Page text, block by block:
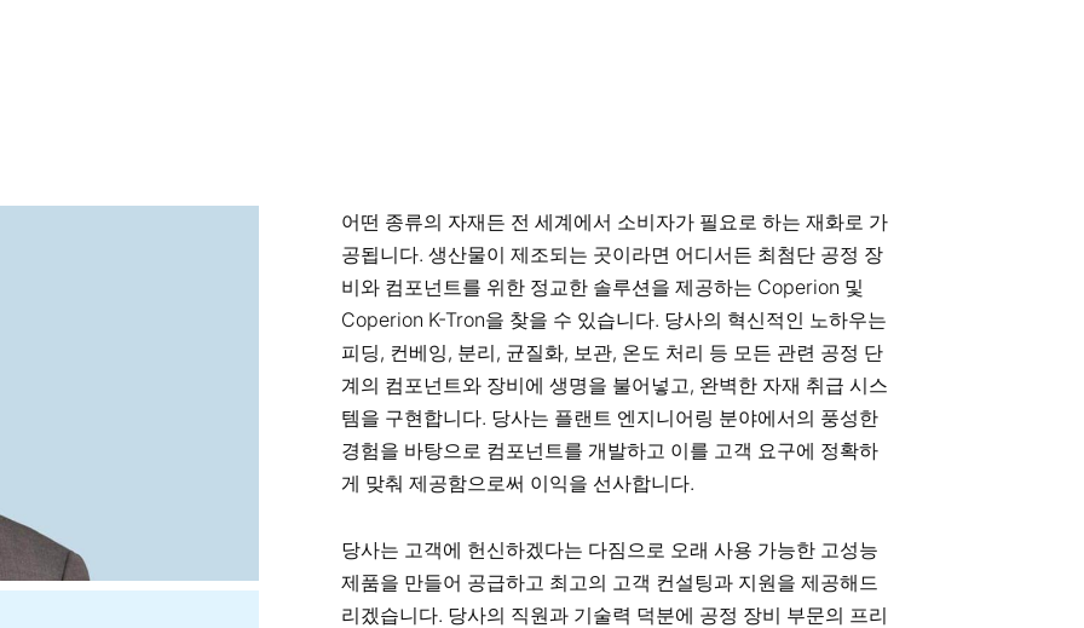
어떤 종류의 자재든 전 세계에서 소비자가 필요로 하는 재화로 가
공됩니다. 생산물이 제조되는 곳이라면 어디서든 최첨단 공정 장
비와 컴포넌트를 위한 정교한 솔루션을 제공하는 Coperion 및
Coperion K-Tron을 찾을 수 있습니다. 당사의 혁신적인 노하우는
피딩, 컨베잉, 분리, 균질화, 보관, 온도 처리 등 모든 관련 공정 단
계의 컴포넌트와 장비에 생명을 불어넣고, 완벽한 자재 취급 시스
템을 구현합니다. 당사는 플랜트 엔지니어링 분야에서의 풍성한
경험을 바탕으로 컴포넌트를 개발하고 이를 고객 요구에 정확하
게 맞춰 제공함으로써 이익을 선사합니다.
당사는 고객에 헌신하겠다는 다짐으로 오래 사용 가능한 고성능
제품을 만들어 공급하고 최고의 고객 컨설팅과 지원을 제공해드
리겠습니다. 당사의 직원과 기술력 덕분에 공정 장비 부문의 프리